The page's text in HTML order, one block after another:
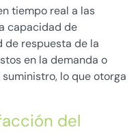
tiempo real a las
capacidad de
de respuesta de la
en la demanda o
lo que otorga
del